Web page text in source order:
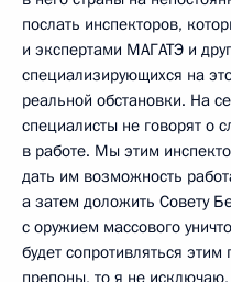
послать инспекторов,
и экспертами МАГАТЭ и
специализирующихся на
реальной обстановки. На
специалисты не говорят о
в работе. Мы этим
дать им возможность
а затем доложить Совету
с оружием массового
будет сопротивляться
препоны, то я не